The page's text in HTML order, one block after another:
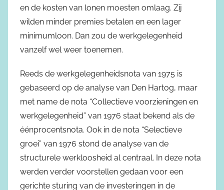
en de kosten van lonen moesten omlaag. Zij
wilden minder premies betalen en een lager
minimumloon. Dan zou de werkgelegenheid
vanzelf wel weer toenemen.
Reeds de werkgelegenheidsnota van 1975 is
gebaseerd op de analyse van Den Hartog, maar
met name de nota “Collectieve voorzieningen en
werkgelegenheid” van 1976 staat bekend als de
éénprocentsnota. Ook in de nota “Selectieve
groei” van 1976 stond de analyse van de
structurele werkloosheid al centraal. In deze nota
werden verder voorstellen gedaan voor een
gerichte sturing van de investeringen in de